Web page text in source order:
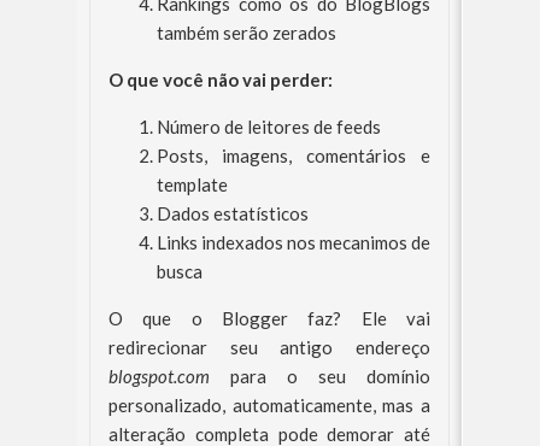
também serão zerados
O que você não vai perder:
Número de leitores de feeds
Posts, imagens, comentários e
template
Dados estatísticos
Links indexados nos mecanimos de
busca
O que o Blogger faz? Ele vai
redirecionar seu antigo endereço
blogspot.com para o seu domínio
personalizado, automaticamente, mas a
alteração completa pode demorar até